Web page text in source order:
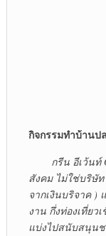
กิจกรรมทำบ้านป
กรีน อีเว้นท์
สังคม ไม่ใช่บริษัท
จากเงินบริจาค )
งาน กึ่งท่องเที่ยว
แบ่งไปสนับสนุนช